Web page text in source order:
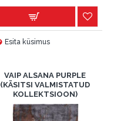
Esita küsimus
VAIP ALSANA PURPLE
(KÄSITSI VALMISTATUD
KOLLEKTSIOON)